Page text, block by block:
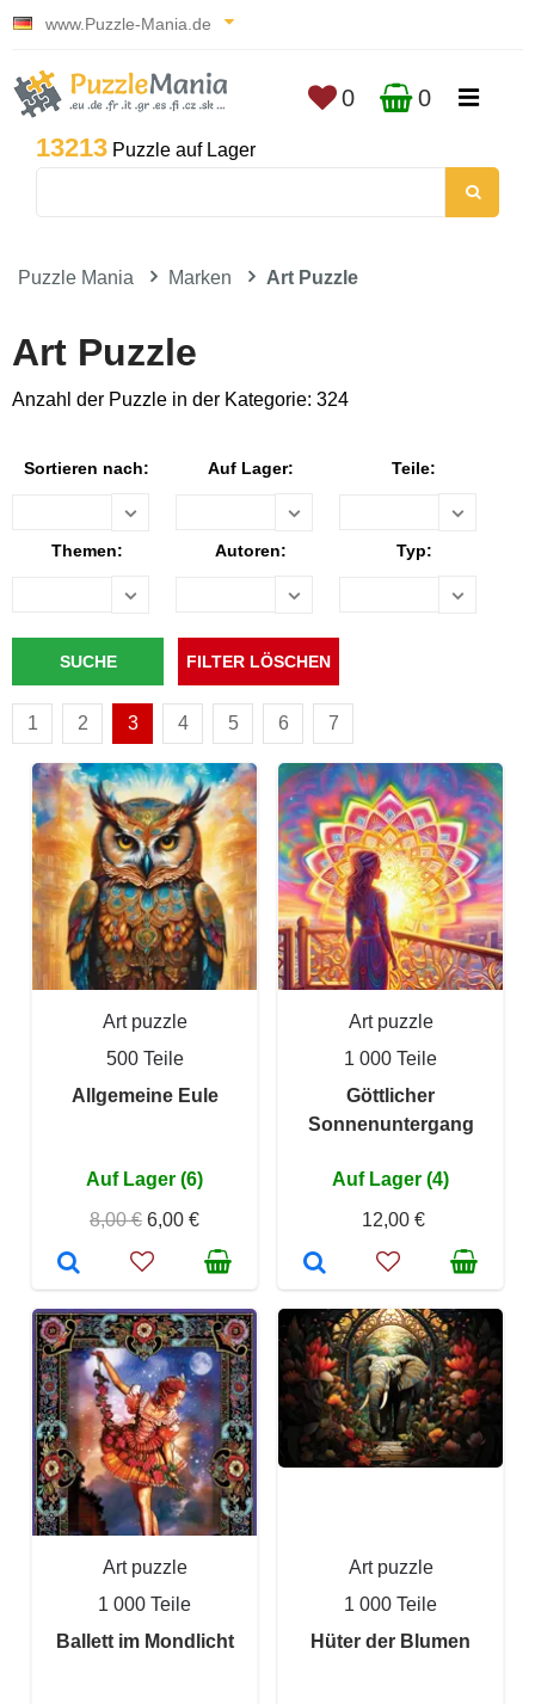
www.Puzzle-Mania.de
13213 Puzzle auf Lager
0 0
Puzzle Mania Marken Art Puzzle
Art Puzzle
Anzahl der Puzzle in der Kategorie: 324
Sortieren nach: Auf Lager: Teile:
Themen: Autoren: Typ:
1 2 3 4 5 6 7
Art puzzle
500 Teile
Allgemeine Eule
Auf Lager (6)
8,00 € 6,00 €
Art puzzle
1 000 Teile
Göttlicher
Sonnenuntergang
Auf Lager (4)
12,00 €
Art puzzle
1 000 Teile
Ballett im Mondlicht
Art puzzle
1 000 Teile
Hüter der Blumen